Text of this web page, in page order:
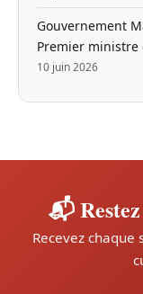
Gouvernement
Premier
10 juin 2026
📬
Recevez